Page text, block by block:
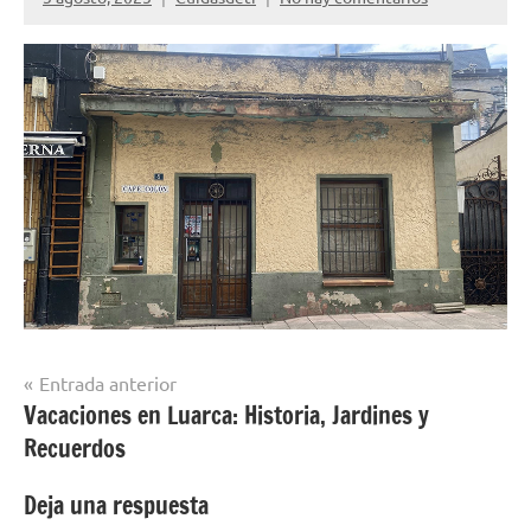
Navegación
de
entradas
Entrada anterior
Vacaciones en Luarca: Historia, Jardines y
Recuerdos
Deja una respuesta